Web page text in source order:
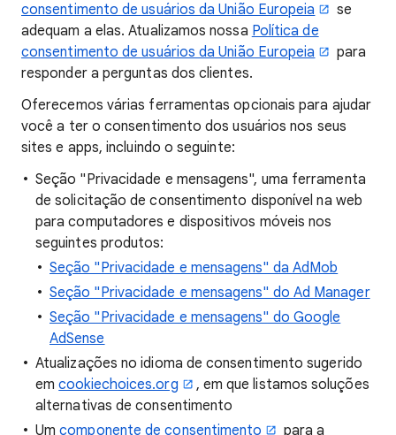
consentimento de usuários da União Europeia
se
adequam a elas. Atualizamos nossa Política de
consentimento de usuários da União Europeia
para
responder a perguntas dos clientes.
Oferecemos várias ferramentas opcionais para ajudar
você a ter o consentimento dos usuários nos seus
sites e apps, incluindo o seguinte:
Seção "Privacidade e mensagens", uma ferramenta
de solicitação de consentimento disponível na web
para computadores e dispositivos móveis nos
seguintes produtos:
Seção "Privacidade e mensagens" da AdMob
Seção "Privacidade e mensagens" do Ad Manager
Seção "Privacidade e mensagens" do Google
AdSense
Atualizações no idioma de consentimento sugerido
emcookiechoices.org
, em que listamos soluções
alternativas de consentimento
Umcomponente de consentimento
para a